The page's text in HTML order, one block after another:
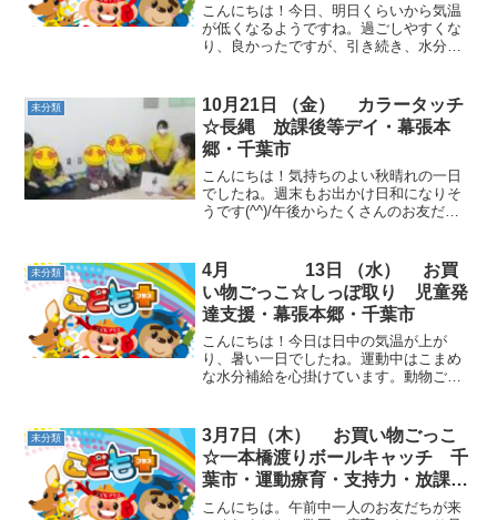
こんにちは！今日、明日くらいから気温
が低くなるようですね。過ごしやすくな
り、良かったですが、引き続き、水分補
赤、足は緑」のように、色々な指示で動
きました。 縄運動☆焦...
未分類
10月21日 （金） カラータッチ
☆長縄 放課後等デイ・幕張本
郷・千葉市
こんにちは！気持ちのよい秋晴れの一日
でしたね。週末もお出かけ日和になりそ
うです(^^)/午後からたくさんのお友だち
いようにバランスをとって立ちました。
カラータッチ☆指...
未分類
4月 13日 （水） お買
い物ごっこ☆しっぽ取り 児童発
達支援・幕張本郷・千葉市
こんにちは！今日は日中の気温が上が
り、暑い一日でしたね。運動中はこまめ
な水分補給を心掛けています。動物ごっ
は静かに落ち着いて取り組み、静と動を
意識して行いました。お買い...
未分類
3月7日（木） お買い物ごっこ
☆一本橋渡りボールキャッチ 千
葉市・運動療育・支持力・放課後
等デイサービス・児童発達支援
こんにちは。午前中一人のお友だちが来